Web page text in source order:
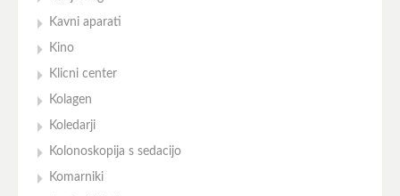
Kavni aparati
Kino
Klicni center
Kolagen
Koledarji
Kolonoskopija s sedacijo
Komarniki